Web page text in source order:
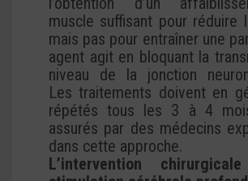
muscle suffisant pour réduire
mais pas pour entraîner une
agent agit en bloquant la
niveau de la jonction
Les traitements doivent en
répétés tous les 3 à 4
assurés par des médecins
dans cette approche.
L’intervention